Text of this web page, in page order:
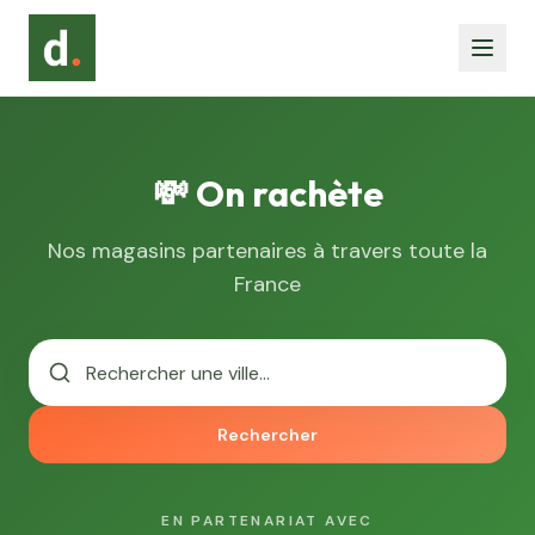
💸 On rachète
Nos magasins partenaires à travers toute la
France
Rechercher
EN PARTENARIAT AVEC